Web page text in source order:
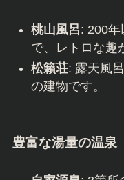
桃山風呂: 200
で、レトロな趣
松籟荘: 露天風
の建物です。
豊富な湯量の温泉